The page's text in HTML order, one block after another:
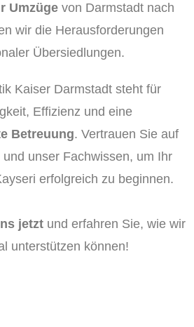
Umzüge von Darmstadt nach
wir die Herausforderungen
Übersiedlungen.
Kaiser Darmstadt steht für
Effizienz und eine
Betreuung. Vertrauen Sie auf
unser Fachwissen, um Ihr
erfolgreich zu beginnen.
jetztund erfahren Sie, wie wir
unterstützen können!